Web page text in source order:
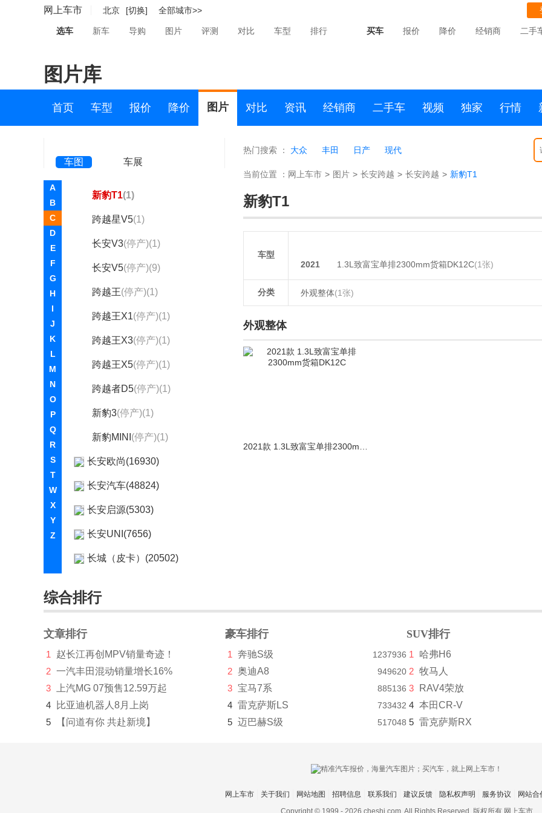
网上车市 北京 [切换] 全部城市>>
选车 新车 导购 图片 评测 对比 车型 排行 买车 报价 降价 经销商 二手
图片库
首页 车型 报价 降价 图片 对比 资讯 经销商 二手车 视频 独家 行情
车图 车展
A
B
C
D
E
F
G
H
I
J
K
L
M
N
O
P
Q
R
S
T
W
X
Y
Z
BRP(1)
C
长安跨越
新豹T1(1)
跨越星V5(1)
长安V3(停产)(1)
长安V5(停产)(9)
跨越王(停产)(1)
跨越王X1(停产)(1)
跨越王X3(停产)(1)
跨越王X5(停产)(1)
跨越者D5(停产)(1)
新豹3(停产)(1)
新豹MINI (停产)(1)
长安欧尚(16930)
长安汽车(48824)
长安启源(5303)
长安UNI(7656)
长城（皮卡）(20502)
昶洧(1)
车驰汽车(4)
成功(210)
橙仕(1)
创维汽车(1219)
刺猬汽车(1)
热门搜索 ： 大众 丰田 日产 现代
当前位置 ： 网上车市 > 图片 > 长安跨越 > 长安跨越 > 新豹T1
新豹T1
车型
2021
1.3L致富宝单排2300mm货箱DK12C(1张)
分类 外观整体(1张)
外观整体
综合排行
文章排行
1
赵长江再创MPV销量奇迹！
2 一汽丰田混动销量增长16%
3
上汽MG 07预售12.59万起
4
比亚迪机器人8月上岗
5
【问道有你 共赴新境】
豪车排行
1 奔驰S级 1237936
2 奥迪A8 949620
3 宝马7系 885136
4 雷克萨斯LS 733432
5 迈巴赫S级 517048
SUV排行
1
哈弗H6
2 牧马人
3
RAV4荣放
4 本田CR-V
5 雷克萨斯RX
网上车市 关于我们 网站地图 招聘信息 联系我们 建议反馈 隐私权声明 服务协议
网站合
Copyright © 1999 - 2026 cheshi.com. All Rights Reserved. 版权所有 网上车市